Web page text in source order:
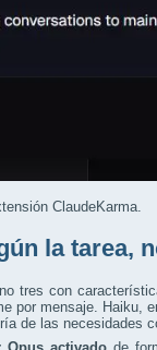
ClaudeKarma.
la tarea,
tres con
por mensaje. Haiku,
de las necesidades